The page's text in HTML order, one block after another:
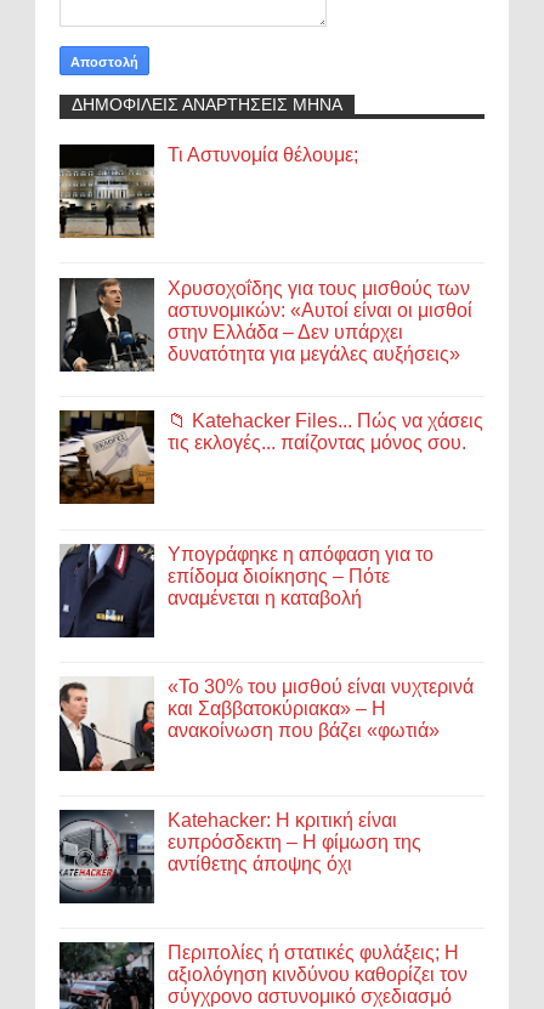
ΔΗΜΟΦΙΛΕΙΣ ΑΝΑΡΤΗΣΕΙΣ ΜΗΝΑ
Τι Αστυνομία θέλουμε;
Χρυσοχοΐδης για τους μισθούς των
αστυνομικών: «Αυτοί είναι οι μισθοί
στην Ελλάδα – Δεν υπάρχει
δυνατότητα για μεγάλες αυξήσεις»
📁 Katehacker Files... Πώς να χάσεις
τις εκλογές... παίζοντας μόνος σου.
Υπογράφηκε η απόφαση για το
επίδομα διοίκησης – Πότε
αναμένεται η καταβολή
«Το 30% του μισθού είναι νυχτερινά
και Σαββατοκύριακα» – Η
ανακοίνωση που βάζει «φωτιά»
Katehacker: Η κριτική είναι
ευπρόσδεκτη – Η φίμωση της
αντίθετης άποψης όχι
Περιπολίες ή στατικές φυλάξεις; Η
αξιολόγηση κινδύνου καθορίζει τον
σύγχρονο αστυνομικό σχεδιασμό